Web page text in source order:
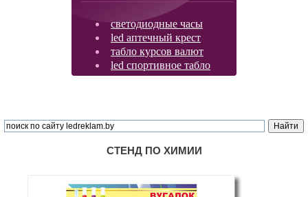
светодиодные часы
led аптечный крест
табло курсов валют
led спортивное табло
СТЕНД ПО ХИМИИ